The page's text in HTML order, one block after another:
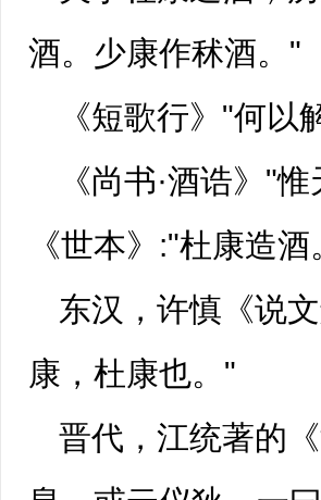
酒。少康作秫酒。"
《短歌行》"何
《尚书·酒诰》"
《世本》:"杜康造酒
东汉，许慎《说
康，杜康也。"
晋代，江统著的